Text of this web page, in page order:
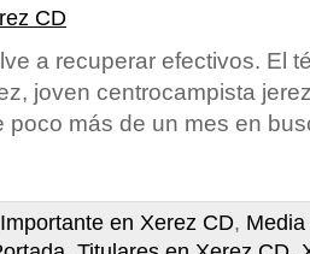
CD
a recuperar efectivos. El
joven centrocampista
poco más de un mes en
Importante en Xerez CD,